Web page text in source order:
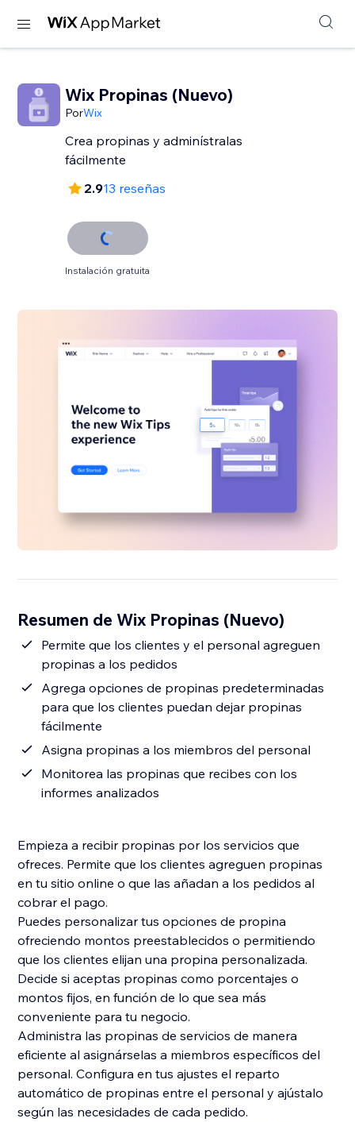
Wix Propinas (Nuevo)
PorWix
Crea propinas y adminístralas
fácilmente
2.913 reseñas
Instalación gratuita
Resumen de Wix Propinas (Nuevo)
Permite que los clientes y el personal agreguen
propinas a los pedidos
Agrega opciones de propinas predeterminadas
para que los clientes puedan dejar propinas
fácilmente
Asigna propinas a los miembros del personal
Monitorea las propinas que recibes con los
informes analizados
Empieza a recibir propinas por los servicios que
ofreces. Permite que los clientes agreguen propinas
en tu sitio online o que las añadan a los pedidos al
cobrar el pago.
Puedes personalizar tus opciones de propina
ofreciendo montos preestablecidos o permitiendo
que los clientes elijan una propina personalizada.
Decide si aceptas propinas como porcentajes o
montos fijos, en función de lo que sea más
conveniente para tu negocio.
Administra las propinas de servicios de manera
eficiente al asignárselas a miembros específicos del
personal. Configura en tus ajustes el reparto
automático de propinas entre el personal y ajústalo
según las necesidades de cada pedido.